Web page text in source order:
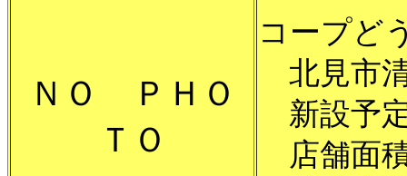
ＮＯ ＰＨＯ
ＴＯ
コープど
北見市
新設予
店舗面